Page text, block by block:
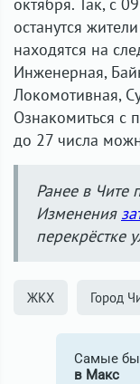
останутся
находятся на
Инженерная,
Локомотивная,
Ознакомиться с
до 27 числа
Ранее в Чите
Изменения
перекрёстке
ЖКХ Город
Самые
в Макс